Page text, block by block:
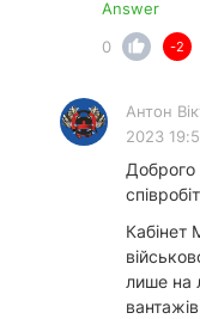
Answer
0
-2
Антон
2023
Доброго
Кабінет
лише на